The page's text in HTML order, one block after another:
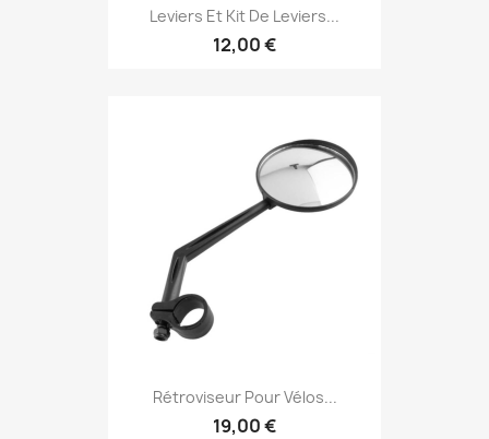
Leviers Et Kit De Leviers...
12,00 €
Rétroviseur Pour Vélos...
19,00 €